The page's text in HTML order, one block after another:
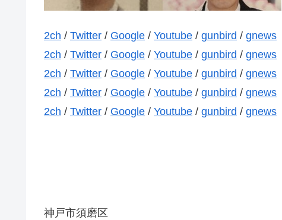
2ch / Twitter / Google / Youtube / gunbird / gnews
2ch / Twitter / Google / Youtube / gunbird / gnews
2ch / Twitter / Google / Youtube / gunbird / gnews
2ch / Twitter / Google / Youtube / gunbird / gnews
2ch / Twitter / Google / Youtube / gunbird / gnews
神戸市須磨区